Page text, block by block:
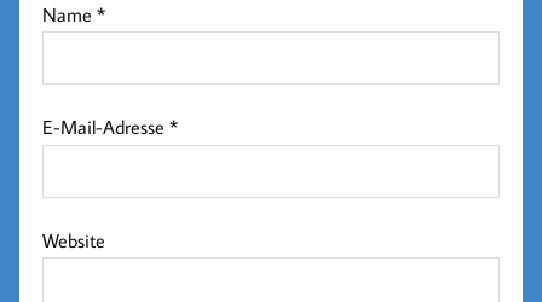
Name*
E-Mail-Adresse*
Website